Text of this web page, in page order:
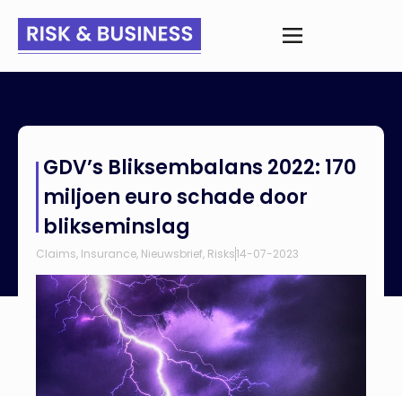
schade door blikseminslag
GDV’s Bliksembalans 2022: 170
miljoen euro schade door
blikseminslag
Claims, Insurance, Nieuwsbrief, Risks14-07-2023